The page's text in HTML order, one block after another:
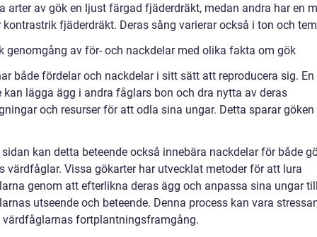
arter av gök en ljust färgad fjäderdräkt, medan andra har en
kontrastrik fjäderdräkt. Deras sång varierar också i ton och
genomgång av för- och nackdelar med olika fakta om gök
både fördelar och nackdelar i sitt sätt att reproducera sig.
kan lägga ägg i andra fåglars bon och dra nytta av deras
och resurser för att odla sina ungar. Detta sparar göken
kan detta beteende också innebära nackdelar för både
värdfåglar. Vissa gökarter har utvecklat metoder för att lura
genom att efterlikna deras ägg och anpassa sina ungar
utseende och beteende. Denna process kan vara
värdfåglarnas fortplantningsframgång.